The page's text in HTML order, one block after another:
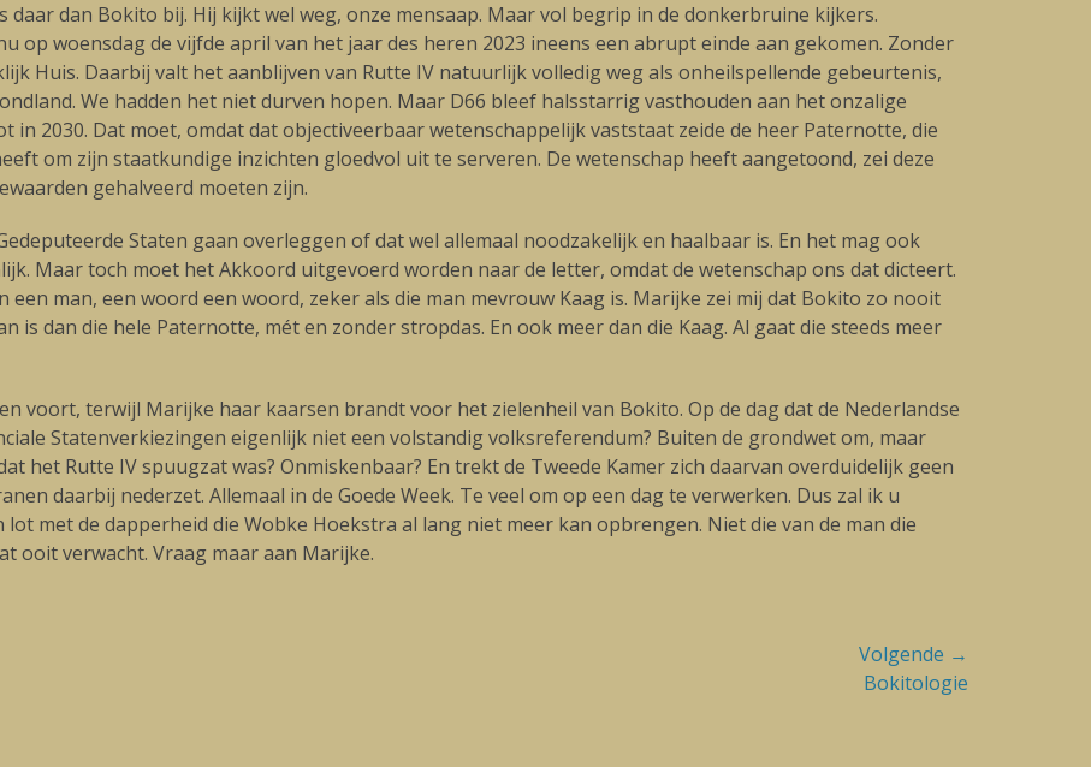
daar dan Bokito bij. Hij kijkt wel weg, onze mensaap. Maar vol begrip in de donkerbruine kijkers.
op woensdag de vijfde april van het jaar des heren 2023 ineens een abrupt einde aan gekomen. Zonder
Huis. Daarbij valt het aanblijven van Rutte IV natuurlijk volledig weg als onheilspellende gebeurtenis,
We hadden het niet durven hopen. Maar D66 bleef halsstarrig vasthouden aan het onzalige
2030. Dat moet, omdat dat objectiveerbaar wetenschappelijk vaststaat zeide de heer Paternotte, die
om zijn staatkundige inzichten gloedvol uit te serveren. De wetenschap heeft aangetoond, zei deze
gehalveerd moeten zijn.
Staten gaan overleggen of dat wel allemaal noodzakelijk en haalbaar is. En het mag ook
Maar toch moet het Akkoord uitgevoerd worden naar de letter, omdat de wetenschap ons dat dicteert.
een man, een woord een woord, zeker als die man mevrouw Kaag is. Marijke zei mij dat Bokito zo nooit
is dan die hele Paternotte, mét en zonder stropdas. En ook meer dan die Kaag. Al gaat die steeds meer
voort, terwijl Marijke haar kaarsen brandt voor het zielenheil van Bokito. Op de dag dat de Nederlandse
Statenverkiezingen eigenlijk niet een volstandig volksreferendum? Buiten de grondwet om, maar
het Rutte IV spuugzat was? Onmiskenbaar? En trekt de Tweede Kamer zich daarvan overduidelijk geen
daarbij nederzet. Allemaal in de Goede Week. Te veel om op een dag te verwerken. Dus zal ik u
met de dapperheid die Wobke Hoekstra al lang niet meer kan opbrengen. Niet die van de man die
ooit verwacht. Vraag maar aan Marijke.
Volgende →
Bokitologie